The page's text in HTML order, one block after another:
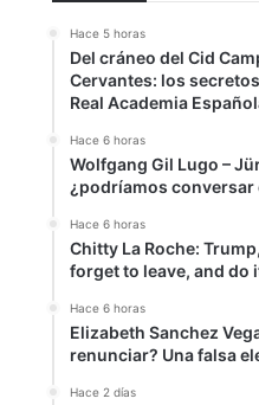
Hace 5 horas
Del cráneo del Cid
Cervantes: los
Real Academia
Hace 6 horas
Wolfgang Gil Lugo –
¿podríamos conversar
Hace 6 horas
Chitty La Roche:
forget to leave, and do
Hace 6 horas
Elizabeth Sanchez
renunciar? Una falsa
Hace 2 días